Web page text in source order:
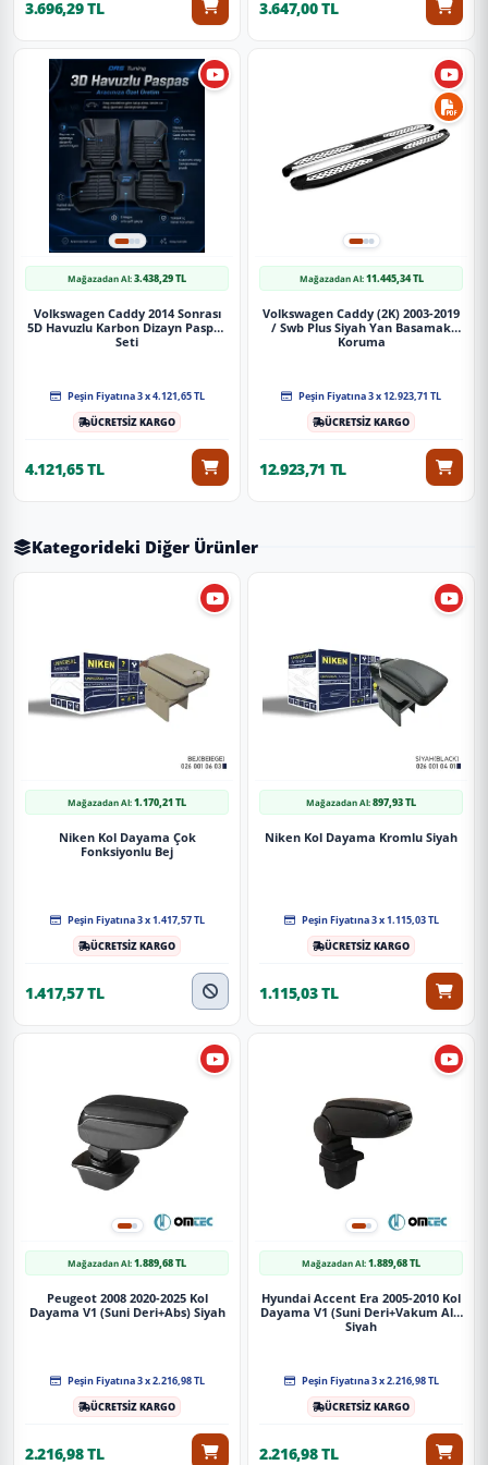
3.696,29 TL 3.647,00 TL
Mağazadan Al:3.438,29 TL
Volkswagen Caddy 2014 Sonrası
5D Havuzlu Karbon Dizayn Paspas
Seti
Peşin Fiyatına 3 x 4.121,65 TL
ÜCRETSİZ KARGO
4.121,65 TL
Mağazadan Al:11.445,34 TL
Volkswagen Caddy (2K) 2003-2019
/ Swb Plus Siyah Yan Basamak
Koruma
Peşin Fiyatına 3 x 12.923,71 TL
ÜCRETSİZ KARGO
12.923,71 TL
Kategorideki Diğer Ürünler
Mağazadan Al:1.170,21 TL
Niken Kol Dayama Çok
Fonksiyonlu Bej
Peşin Fiyatına 3 x 1.417,57 TL
ÜCRETSİZ KARGO
1.417,57 TL
Mağazadan Al:897,93 TL
Niken Kol Dayama Kromlu Siyah
Peşin Fiyatına 3 x 1.115,03 TL
ÜCRETSİZ KARGO
1.115,03 TL
Mağazadan Al:1.889,68 TL
Peugeot 2008 2020-2025 Kol
Dayama V1 (Suni Deri+Abs) Siyah
Peşin Fiyatına 3 x 2.216,98 TL
ÜCRETSİZ KARGO
2.216,98 TL
Mağazadan Al:1.889,68 TL
Hyundai Accent Era 2005-2010 Kol
Dayama V1 (Suni Deri+Vakum Alt)
Siyah
Peşin Fiyatına 3 x 2.216,98 TL
ÜCRETSİZ KARGO
2.216,98 TL